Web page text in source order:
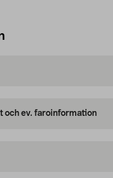
och ev. faroinformation